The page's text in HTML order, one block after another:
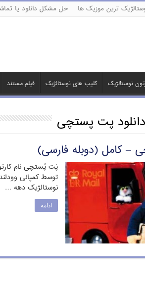
ترین موزیک ها حل مشکل دانلود یا
نوستالژیک کلیپ های نوستالژیک فیلم مستند
دانلود پت پستچی
– کامل (دوبله فارسی)
پَت پُستچی نام
توسط کمپانی
نوستالژیک دهه …
ادامه